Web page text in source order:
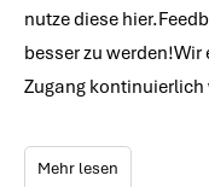
nutze diese
besser zu
Zugang kontinuierlich
Mehr lesen